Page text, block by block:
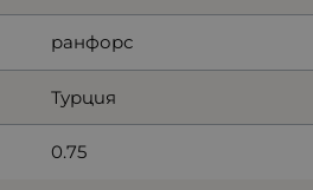
ранфорс
Турция
0.75